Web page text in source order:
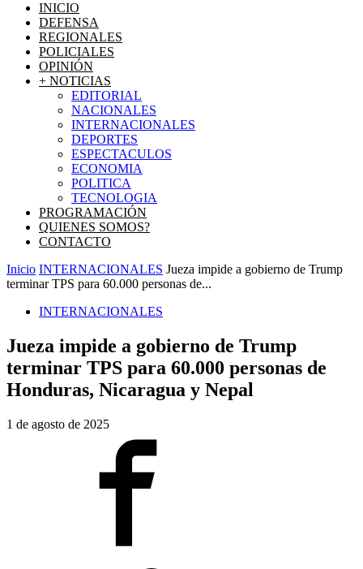
INICIO
DEFENSA
REGIONALES
POLICIALES
OPINIÓN
+ NOTICIAS
EDITORIAL
NACIONALES
INTERNACIONALES
DEPORTES
ESPECTACULOS
ECONOMIA
POLITICA
TECNOLOGIA
PROGRAMACIÓN
QUIENES SOMOS?
CONTACTO
Inicio INTERNACIONALES Jueza impide a gobierno de Trump
terminar TPS para 60.000 personas de...
INTERNACIONALES
Jueza impide a gobierno de Trump
terminar TPS para 60.000 personas de
Honduras, Nicaragua y Nepal
1 de agosto de 2025